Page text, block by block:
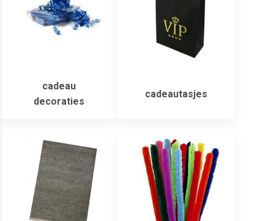
cadeau
decoraties
cadeautasjes